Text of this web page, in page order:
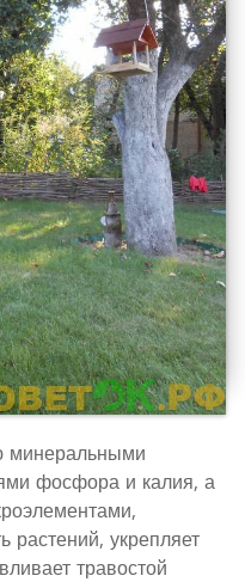
минеральными
фосфора и калия, а
растений, укрепляет
травостой